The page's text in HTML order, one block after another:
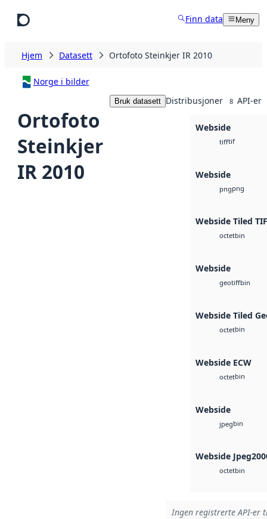
Finn data Meny
Hjem Datasett Ortofoto Steinkjer IR 2010
Norge i bilder
Ortofoto
Steinkjer
IR 2010
Bruk datasett Distribusjoner 8 API-er
Webside
tifftif
Webside
pngpng
Webside Tiled
octetbin
Webside
geotiffbin
Webside Tiled
octetbin
Webside ECW
octetbin
Webside
jpegbin
Webside
octetbin
Ingen registrerte API-er